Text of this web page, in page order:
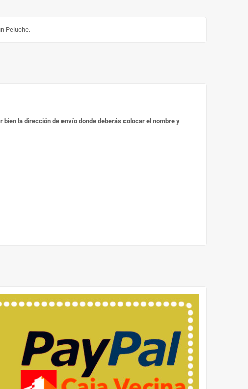
Peluche.
la dirección de envío donde deberás colocar el nombre y